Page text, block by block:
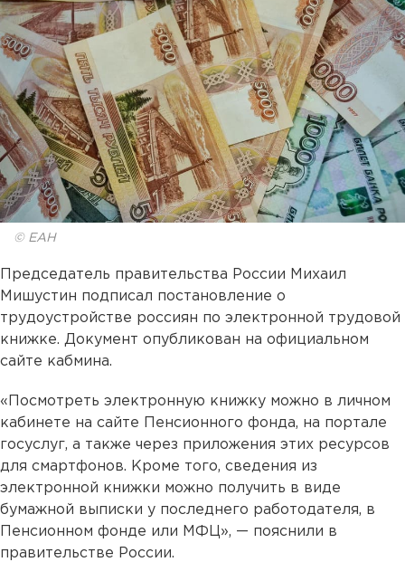
© ЕАН
Председатель правительства России Михаил
Мишустин подписал постановление о
трудоустройстве россиян по электронной трудовой
книжке. Документ опубликован на официальном
сайте кабмина.
«Посмотреть электронную книжку можно в личном
кабинете на сайте Пенсионного фонда, на портале
госуслуг, а также через приложения этих ресурсов
для смартфонов. Кроме того, сведения из
электронной книжки можно получить в виде
бумажной выписки у последнего работодателя, в
Пенсионном фонде или МФЦ», — пояснили в
правительстве России.